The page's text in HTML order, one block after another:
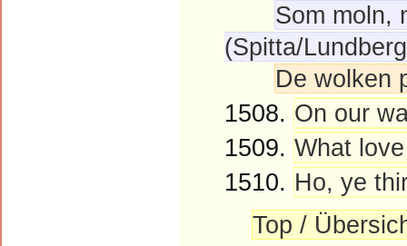
Som moln,
(Spitta/
De wolken
1508. On our
1509. What
1510. Ho, ye
Top /